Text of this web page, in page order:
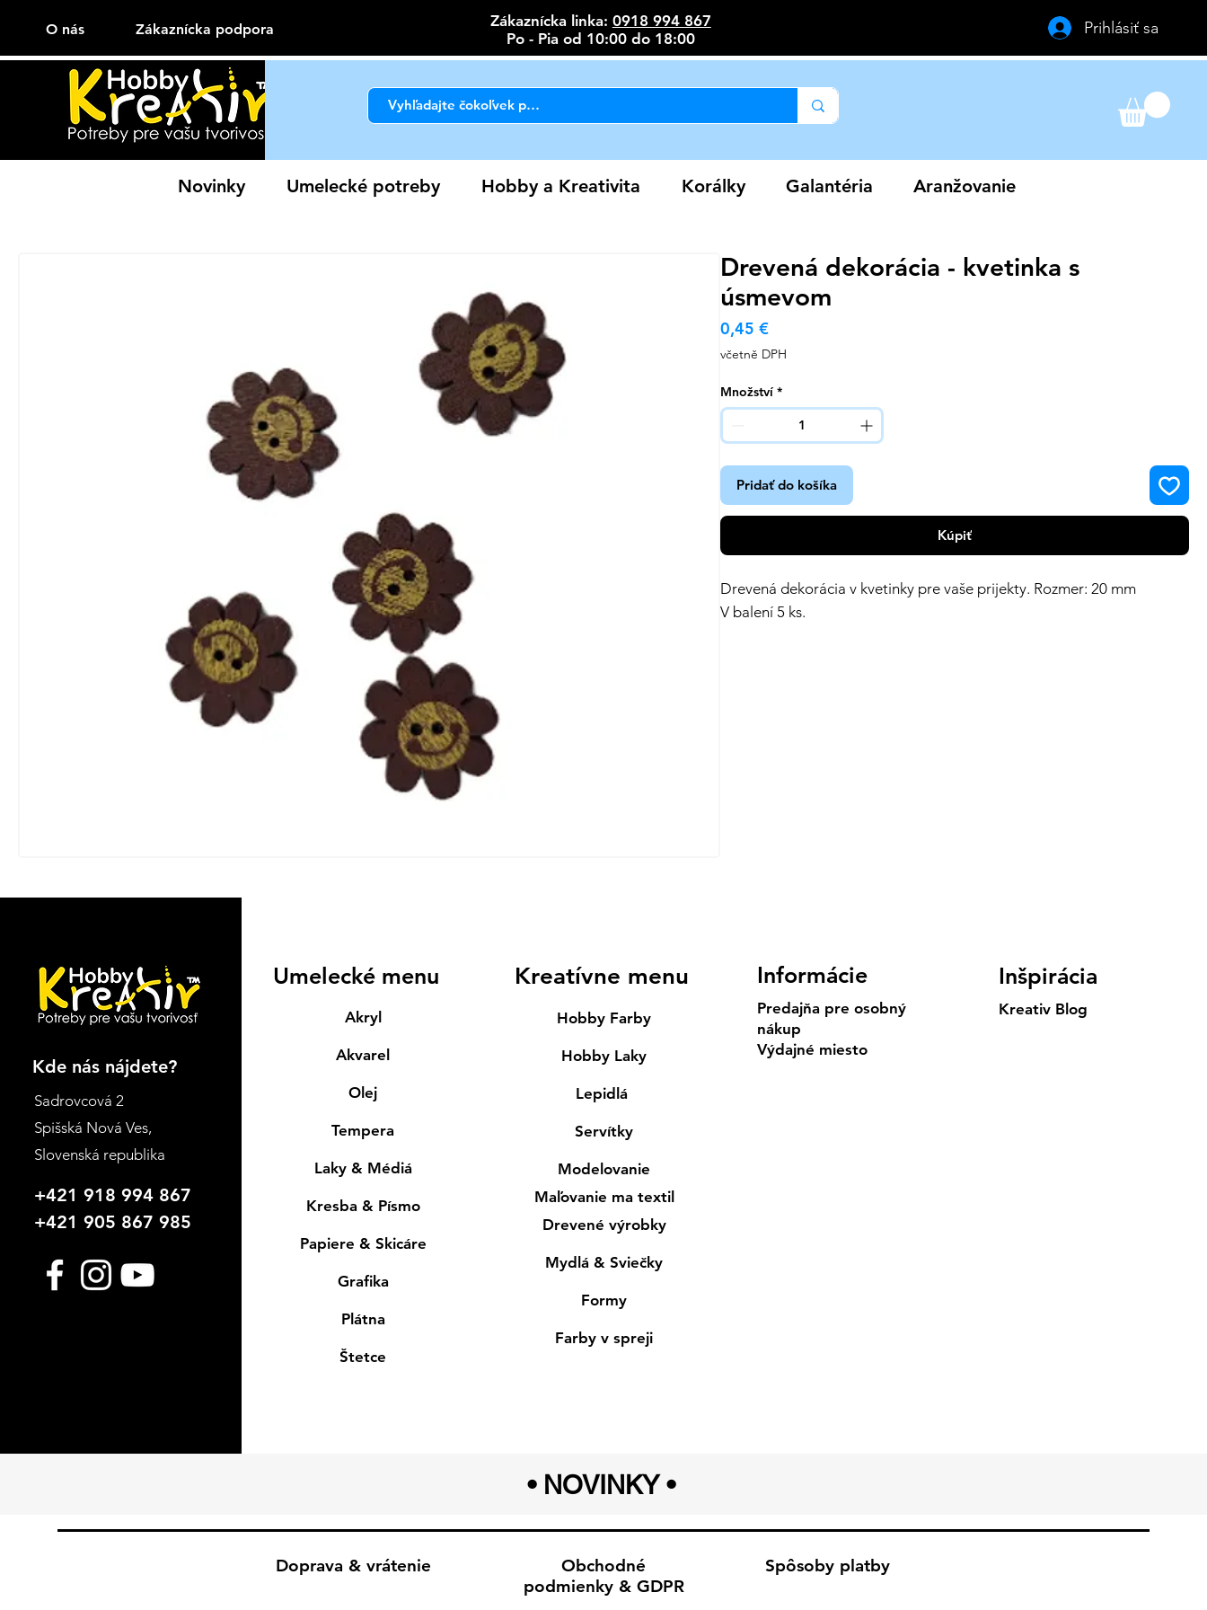
O nás Zákaznícka podpora Zákaznícka linka: 0918 994 867
Po - Pia od 10:00 do 18:00
Prihlásiť sa
Novinky Umelecké potreby Hobby a Kreativita Korálky Galantéria Aranžovanie
Drevená dekorácia - kvetinka s
úsmevom
0,45 €Cena
včetně DPH
Množství *
Pridať do košíka
Kúpiť
Drevená dekorácia v kvetinky pre vaše prijekty. Rozmer: 20 mm
V balení 5 ks.
Kde nás nájdete?
Sadrovcová 2
Spišská Nová Ves,
Slovenská republika
+421 918 994 867
+421 905 867 985
Umelecké menu
Akryl
Akvarel
Olej
Tempera
Laky & Médiá
Kresba & Písmo
Papiere & Skicáre
Grafika
Plátna
Štetce
Kreatívne menu
Hobby Farby
Hobby Laky
Lepidlá
Servítky
Modelovanie
Maľovanie ma textil
Drevené výrobky
Mydlá & Sviečky
Formy
Farby v spreji
Informácie
Predajňa pre osobný
nákup
Výdajné miesto
Inšpirácia
Kreativ Blog
• NOVINKY •
Doprava & vrátenie
Obchodné
podmienky & GDPR
Spôsoby platby